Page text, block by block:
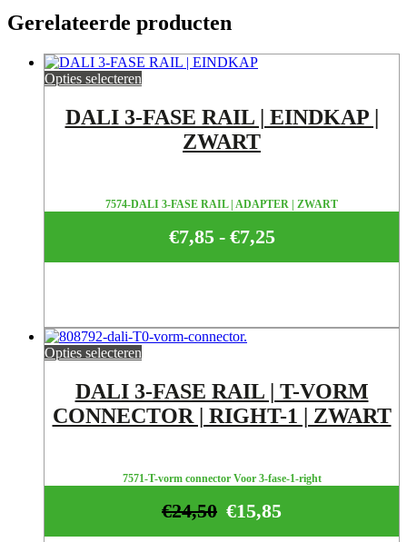
Gerelateerde producten
Opties selecteren
DALI 3-FASE RAIL | EINDKAP |
ZWART
7574-DALI 3-FASE RAIL | ADAPTER | ZWART
€7,25
-
€7,85 Prijsklasse:
Opties selecteren
DALI 3-FASE RAIL | T-VORM
CONNECTOR | RIGHT-1 | ZWART
7571-T-vorm connector Voor 3-fase-1-right
€15,85
€24,50